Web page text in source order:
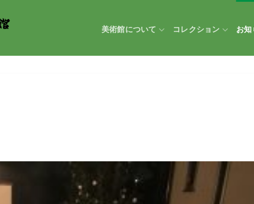
美術館について コレクション お知